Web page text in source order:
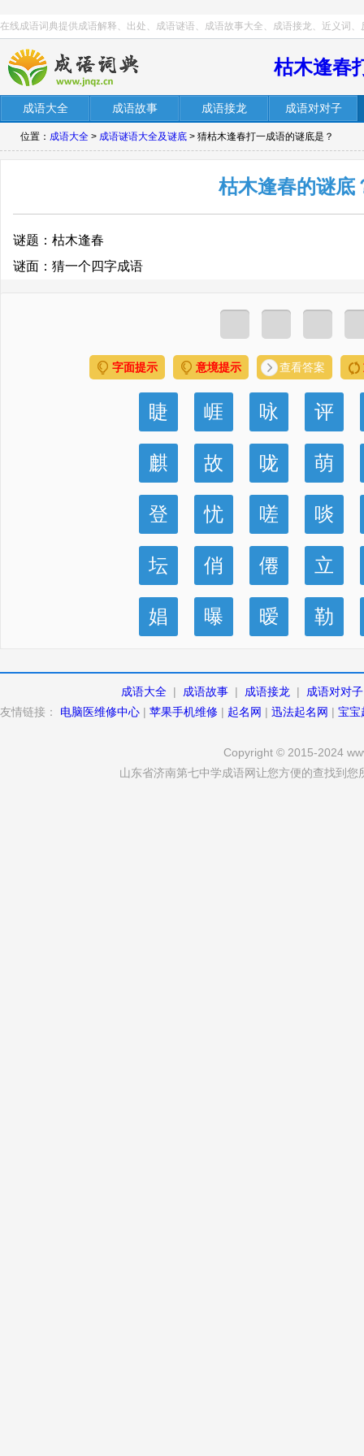
在线成语词典提供成语解释、出处、成语谜语、成语故事大全、成语接龙、近义词、
枯木逢春
成语大全 成语故事 成语接龙 成语对对子
位置： 成语大全 > 成语谜语大全及谜底 > 猜枯木逢春打一成语的谜底是？
枯木逢春的谜底
谜题：枯木逢春
谜面：猜一个四字成语
字面提示 意境提示 查看答案
睫 崕 咏 评
麒 故 咙 萌
登 忧 嗟 啖
坛 俏 僊 立
娼 曝 暧 勒
成语大全 | 成语故事 | 成语接龙 |
成语对对子
友情链接：
电脑医维修中心 | 苹果手机维修 | 起名网 | 迅法起名网 | 宝宝
Copyright © 2015-2024
山东省济南第七中学成语网让您方便的查找到您